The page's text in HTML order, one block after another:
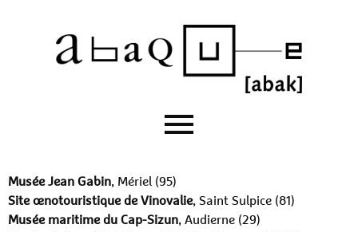
Musée Jean Gabin, Mériel (95)
Site œnotouristique de Vinovalie, Saint Sulpice (81)
Musée maritime du Cap-Sizun, Audierne (29)